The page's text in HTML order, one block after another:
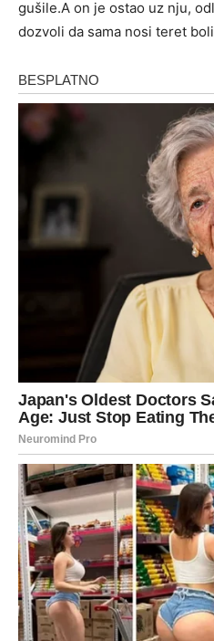
gušile.A on je ostao uz nju,
dozvoli da sama nosi teret